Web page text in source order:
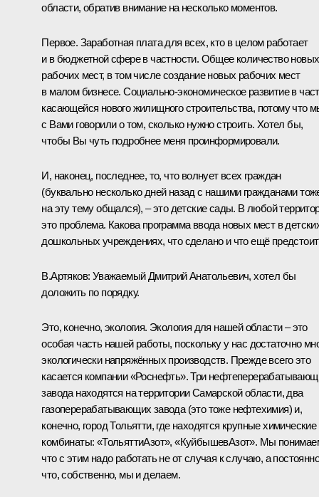
области, обратив внимание на несколько моментов.
Первое. Заработная плата для всех, кто в целом работает
и в бюджетной сфере в частности. Общее количество новых
рабочих мест, в том числе создание новых рабочих мест
в малом бизнесе. Социально-экономическое развитие в
касающейся нового жилищного строительства, потому что
с Вами говорили о том, сколько нужно строить. Хотел бы,
чтобы Вы чуть подробнее меня проинформировали.
И, наконец, последнее, то, что волнует всех граждан
(буквально несколько дней назад с нашими гражданами
на эту темуобщался), – это детские сады. В любой
это проблема. Какова программа ввода новых мест в
дошкольных учреждениях, что сделано и что ещё
В.Артяков: Уважаемый Дмитрий Анатольевич, хотел бы
доложить по порядку.
Это, конечно, экология. Экология для нашей области – это
особая часть нашей работы, поскольку у нас достаточно
экологически напряжённых производств. Прежде всего это
касается компании «Роснефть». Три
завода находятся на территории Самарской области, два
газоперерабатывающих завода (это тоже нефтехимия) и,
конечно, город Тольятти, где находятся крупные химические
комбинаты: «ТольяттиАзот», «КуйбышевАзот». Мы
что с этим надо работать не от случая к случаю, а
что, собственно, мы и делаем.